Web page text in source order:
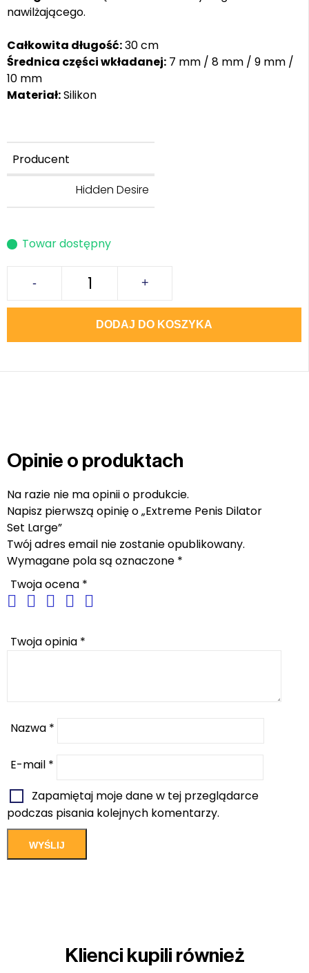
nawilżającego.
Całkowita długość:30 cm
Średnica części wkładanej: 7 mm / 8 mm / 9 mm /
10 mm
Materiał:Silikon
Producent
Hidden Desire
Towar dostępny
- +
DODAJ DO KOSZYKA
Opinie o produktach
Na razie nie ma opinii o produkcie.
Napisz pierwszą opinię o „Extreme Penis Dilator
Set Large”
Twój adres email nie zostanie opublikowany.
Wymagane pola są oznaczone *
Twoja ocena *
Twoja opinia *
Nazwa *
E-mail *
Zapamiętaj moje dane w tej przeglądarce
podczas pisania kolejnych komentarzy.
Klienci kupili również